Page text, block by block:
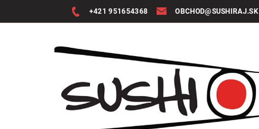
+421 951654368 OBCHOD@SUSHIRAJ.SK